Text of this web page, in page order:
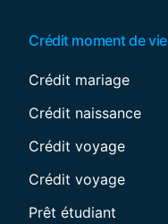
Crédit moment de vie
Crédit mariage
Crédit naissance
Crédit voyage
Crédit voyage
Prêt étudiant